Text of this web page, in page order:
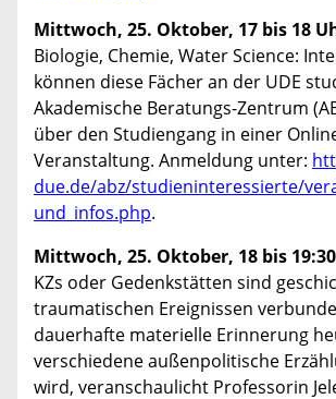
Mittwoch, 25. Oktober, 17 bis 18
Biologie, Chemie, Water Science:
können diese Fächer an der UDE
Akademische Beratungs-Zentrum
über den Studiengang in einer
Veranstaltung. Anmeldung unter:
due.de/abz/studieninteressierte/
und_infos.php.
Mittwoch, 25. Oktober, 18 bis
KZs oder Gedenkstätten sind
traumatischen Ereignissen
dauerhafte materielle Erinnerung
verschiedene außenpolitische
wird, veranschaulicht Professorin